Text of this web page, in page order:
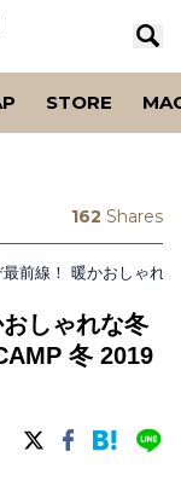
STORE
前線！ 暖かおしゃれ
しゃれな冬
冬 2019
162 Shares